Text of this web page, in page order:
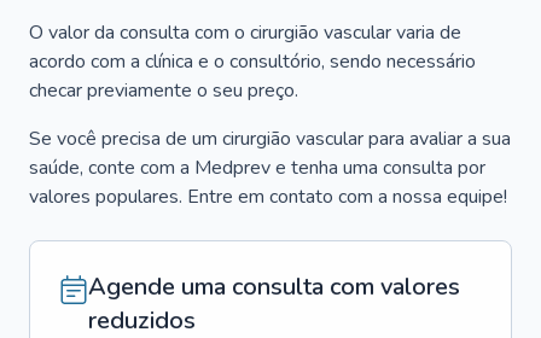
O valor da consulta com o cirurgião vascular varia de
acordo com a clínica e o consultório, sendo necessário
checar previamente o seu preço.
Se você precisa de um cirurgião vascular para avaliar a sua
saúde, conte com a Medprev e tenha uma consulta por
valores populares. Entre em contato com a nossa equipe!
Agende uma consulta com valores
reduzidos